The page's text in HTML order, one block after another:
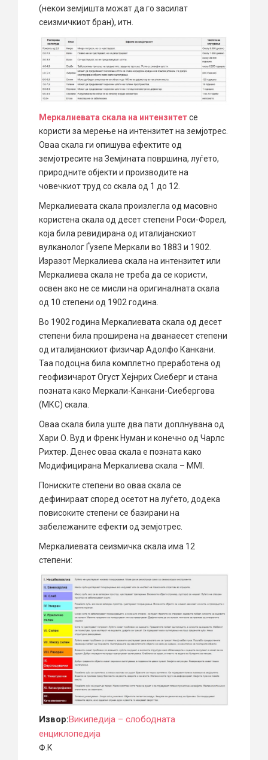
(некои земјишта можат да го засилат
сеизмичкиот бран), итн.
Меркалиевата скала на интензитетсе
користи за мерење на интензитет на земјотрес.
Оваа скала ги опишува ефектите од
земјотресите на Земјината површина, луѓето,
природните објекти и производите на
човечкиот труд со скала од 1 до 12.
Меркалиевата скала произлегла од масовно
користена скала од десет степени Роси-Форел,
која била ревидирана од италијанскиот
вулканолог Ѓузепе Меркали во 1883 и 1902.
Изразот Меркалиева скала на интензитет или
Меркалиева скала не треба да се користи,
освен ако не се мисли на оригиналната скала
од 10 степени од 1902 година.
Во 1902 година Меркалиевата скала од десет
степени била проширена на дванаесет степени
од италијанскиот физичар Адолфо Канкани.
Таа подоцна била комплетно преработена од
геофизичарот Огуст Хејнрих Сиеберг и стана
позната како Меркали-Канкани-Сиебергова
(МКС) скала.
Оваа скала била уште два пати доплнувана од
Хари О. Вуд и Френк Нуман и конечно од Чарлс
Рихтер. Денес оваа скала е позната како
Модифицирана Меркалиева скала – MMI.
Пониските степени во оваа скала се
дефинираат според осетот на луѓето, додека
повисоките степени се базирани на
забележаните ефекти од земјотрес.
Меркалиевата сеизмичка скала има 12
степени:
Извор:Википедија – слободната
енциклопедија
Ф.К